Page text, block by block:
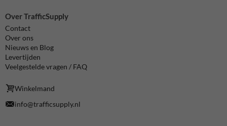
Over TrafficSupply
Contact
Over ons
Nieuws en Blog
Levertijden
Veelgestelde vragen / FAQ
Winkelmand
info@trafficsupply.nl